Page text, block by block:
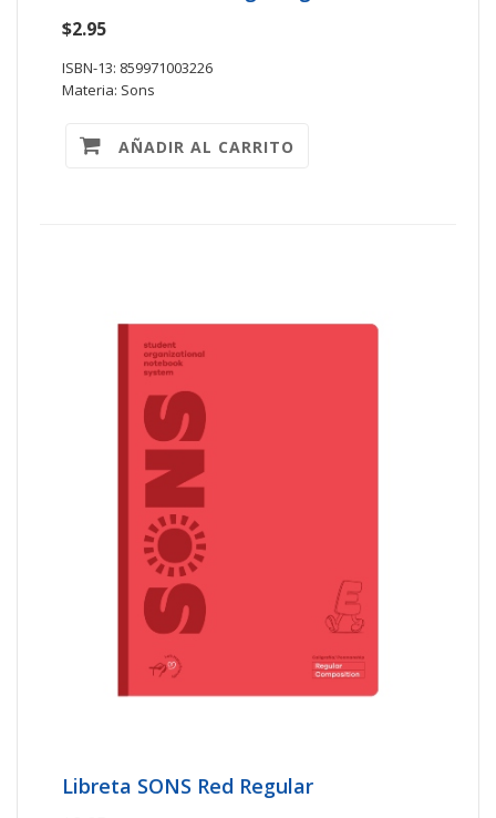
$2.95
ISBN-13: 859971003226
Materia: Sons
AÑADIR AL CARRITO
Libreta SONS Red Regular